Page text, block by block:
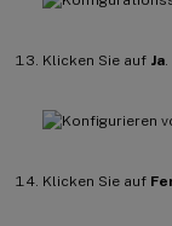
Klicken Sie auf Ja
Klicken Sie auf